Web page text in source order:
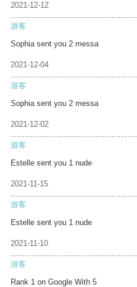
2021-12-12
游客
Sophia sent you 2 messa
2021-12-04
游客
Sophia sent you 2 messa
2021-12-02
游客
Estelle sent you 1 nude
2021-11-15
游客
Estelle sent you 1 nude
2021-11-10
游客
Rank 1 on Google With 5